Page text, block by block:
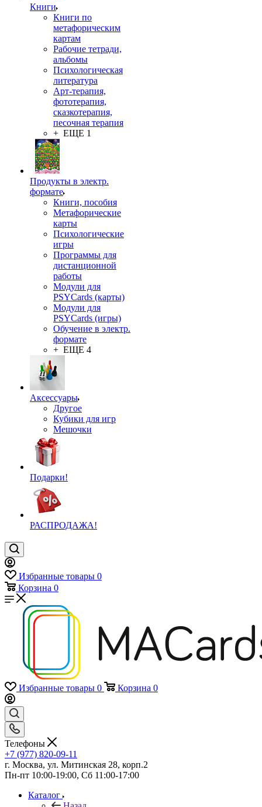
Книги
Книги по
метафорическим
картам
Рабочие тетради,
альбомы
Психологическая
литература
Арт-терапия,
фототерапия,
сказкотерапия,
песочная терапия
+ ЕЩЕ 1
Продукты в электр.
формате
Книги, пособия
Метафорические
карты
Психологические
игры
Программы для
дистанционной
работы
Модули для
PSYCards (карты)
Модули для
PSYCards (игры)
Обучение в электр.
формате
+ ЕЩЕ 4
Аксессуары
Другое
Кубики для игр
Мешочки
Подарки!
РАСПРОДАЖА!
Избранные товары 0
Корзина 0
Избранные товары 0 Корзина 0
Телефоны
+7 (977) 820-09-11
г. Москва, ул. Митинская 28, корп.2
Пн-пт 10:00-19:00, Сб 11:00-17:00
Каталог